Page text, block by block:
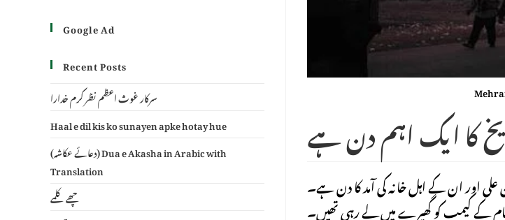
کا ایک اہم دن ہے
علی اور ان کے اہل خانہ کی آمد کا دن ہے۔
امام کے کیمپ کو گھیرے میں لے رہی تھیں۔
Google Ad
Recent Posts
سرکار غوث اعظم نظر کرم خدارا
Haal e dil kis ko sunayen apke hotay hue
(دعائے عکاشہ) Dua e Akasha in Arabic with
Translation
چھے کلمے